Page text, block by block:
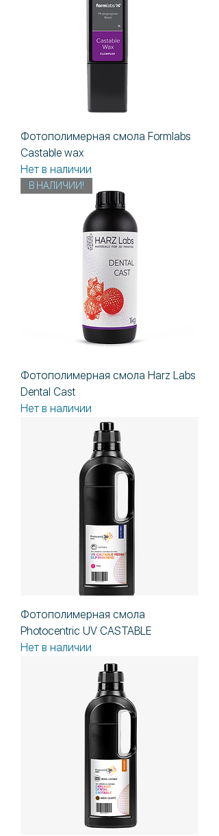
Фотополимерная смола Formlabs
Castable wax
Нет в наличии
В НАЛИЧИИ!
Фотополимерная смола Harz Labs
Dental Сast
Нет в наличии
Фотополимерная смола
Photocentric UV CASTABLE
Нет в наличии